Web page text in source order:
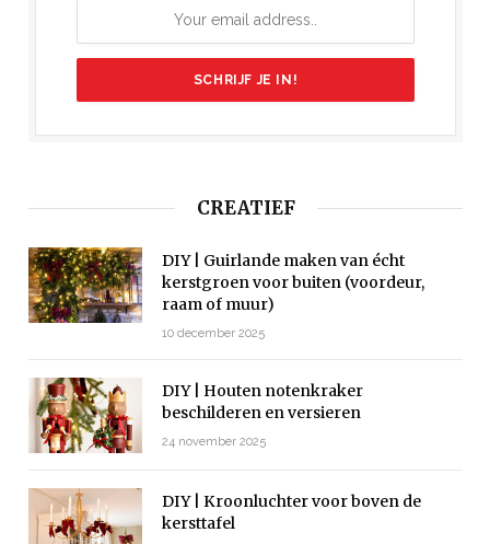
CREATIEF
DIY | Guirlande maken van écht
kerstgroen voor buiten (voordeur,
raam of muur)
10 december 2025
DIY | Houten notenkraker
beschilderen en versieren
24 november 2025
DIY | Kroonluchter voor boven de
kersttafel